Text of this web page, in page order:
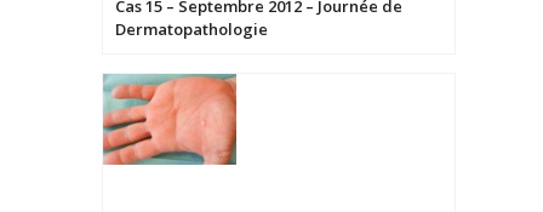
Cas 15 – Septembre 2012 – Journée de
Dermatopathologie